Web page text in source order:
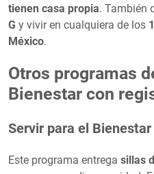
tienen casa propia. También
G y vivir en cualquiera de los
México.
Otros programas
Bienestar con
Servir para el Bienestar
Este programa entrega sillas